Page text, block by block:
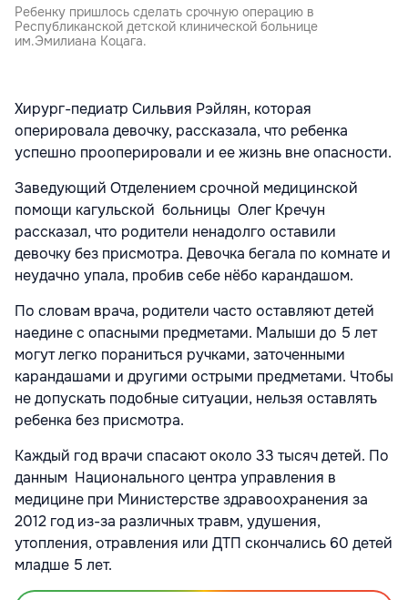
Ребенку пришлось сделать срочную операцию в
Республиканской детской клинической больнице
им.Эмилиана Коцага.
Хирург-педиатр Сильвия Рэйлян, которая
оперировала девочку, рассказала, что ребенка
успешно прооперировали и ее жизнь вне опасности.
Заведующий Отделением срочной медицинской
помощи кагульской больницы Олег Кречун
рассказал, что родители ненадолго оставили
девочку без присмотра. Девочка бегала по комнате и
неудачно упала, пробив себе нёбо карандашом.
По словам врача, родители часто оставляют детей
наедине с опасными предметами. Малыши до 5 лет
могут легко пораниться ручками, заточенными
карандашами и другими острыми предметами. Чтобы
не допускать подобные ситуации, нельзя оставлять
ребенка без присмотра.
Каждый год врачи спасают около 33 тысяч детей. По
данным Национального центра управления в
медицине при Министерстве здравоохранения за
2012 год из-за различных травм, удушения,
утопления, отравления или ДТП скончались 60 детей
младше 5 лет.